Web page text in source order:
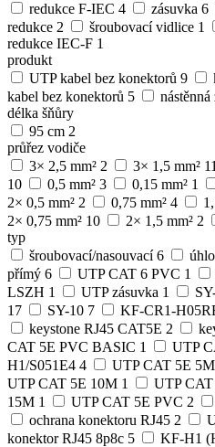
redukce F-IEC 4 zásuvka 6
redukce 2 šroubovací vidlice 1
redukce IEC-F 1
produkt
UTP kabel bez konektorů 9
kabel bez konektorů 5
délka šňůry
95 cm 2
průřez vodiče
3× 2,5 mm² 2 3× 1,5 mm² 11
10
0,5 mm² 3 0,15 mm² 1
2× 0,5 mm² 2 0,75 mm² 4
2× 0,75 mm² 10 2× 1,5 mm² 2
typ
šroubovací/nasouvací6
přímý 6 UTP CAT 6 PVC 1
LSZH 1 UTP zásuvka 1
17
SY-10 7 KF-CR1-
keystone RJ45 CAT5E 2
CAT 5E PVC BASIC 1 UTP
H1/S051E4 4 UTP CAT 5E 5M
UTP CAT 5E 10M 1 UTP
15M 1 UTP CAT 5E PVC 2
ochrana konektoru RJ45 2
konektor RJ45 8p8c 5 KF-H1